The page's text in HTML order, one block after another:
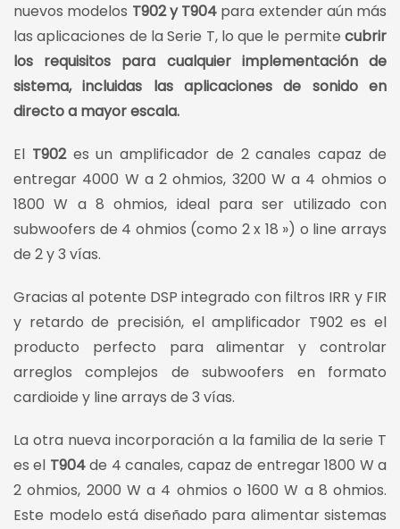
nuevos modelos T902 y T904 para extender aún más
las aplicaciones de la Serie T, lo que le permite cubrir
los requisitos para cualquier implementación de
sistema, incluidas las aplicaciones de sonido en
directo a mayor escala.
El T902es un amplificador de 2 canales capaz de
entregar 4000 W a 2 ohmios, 3200 W a 4 ohmios o
1800 W a 8 ohmios, ideal para ser utilizado con
subwoofers de 4 ohmios (como 2 x 18 ») o line arrays
de 2 y 3 vías.
Gracias al potente DSP integrado con filtros IRR y FIR
y retardo de precisión, el amplificador T902 es el
producto perfecto para alimentar y controlar
arreglos complejos de subwoofers en formato
cardioide y line arrays de 3 vías.
La otra nueva incorporación a la familia de la serie T
es el T904de 4 canales, capaz de entregar 1800 W a
2 ohmios, 2000 W a 4 ohmios o 1600 W a 8 ohmios.
Este modelo está diseñado para alimentar sistemas